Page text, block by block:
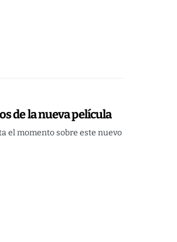
de la nueva película
el momento sobre este nuevo